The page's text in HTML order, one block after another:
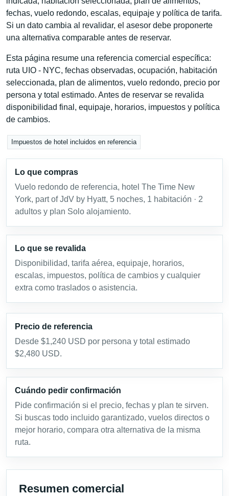
fechas, vuelo redondo, escalas, equipaje y política de tarifa.
Si un dato cambia al revalidar, el asesor debe proponerte
una alternativa comparable antes de reservar.
Esta página resume una referencia comercial específica:
ruta UIO - NYC, fechas observadas, ocupación, habitación
seleccionada, plan de alimentos, vuelo redondo, precio por
persona y total estimado. Antes de reservar se revalida
disponibilidad final, equipaje, horarios, impuestos y política
de cambios.
Impuestos de hotel incluidos en referencia
Lo que compras
Vuelo redondo de referencia, hotel The Time New
York, part of JdV by Hyatt, 5 noches, 1 habitación · 2
adultos y plan Solo alojamiento.
Lo que se revalida
Disponibilidad, tarifa aérea, equipaje, horarios,
escalas, impuestos, política de cambios y cualquier
extra como traslados o asistencia.
Precio de referencia
Desde $1,240 USD por persona y total estimado
$2,480 USD.
Cuándo pedir confirmación
Pide confirmación si el precio, fechas y plan te sirven.
Si buscas todo incluido garantizado, vuelos directos o
mejor horario, compara otra alternativa de la misma
ruta.
Resumen comercial